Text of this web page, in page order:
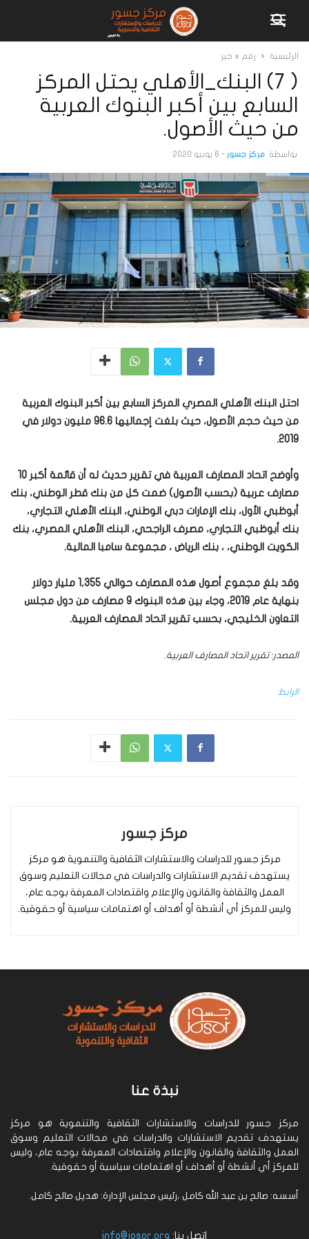
الرئيسية رقم x خبر
( 7) البنك_الأهلي يحتل المركز
السابع بين أكبر البنوك العربية
من حيث الأصول.
بواسطة مركز جسور - 6 يونيو 2020
احتل البنك الأهلي المصري المركز السابع بين أكبر البنوك العربية
من حيث حجم الأصول، حيث بلغت إجماليها 96.6 مليون دولار في
2019.
وأوضح اتحاد المصارف العربية في تقرير حديث له أن قائمة أكبر 10
مصارف عربية (بحسب الأصول) ضمت كل من بنك قطر الوطني، بنك
أبوظبي الأول، بنك الإمارات دبي الوطني، البنك الأهلي التجاري،
بنك أبوظبي التجاري، مصرف الراجحي، البنك الأهلي المصري، بنك
الكويت الوطني، ، بنك الرياض ، مجموعة سامبا المالية.
وقد بلغ مجموع أصول هذه المصارف حوالي 1,355 مليار دولار
بنهاية عام 2019، وجاء بين هذه البنوك 9 مصارف من دول مجلس
التعاون الخليجي، بحسب تقرير اتحاد المصارف العربية.
المصدر: تقرير اتحاد المصارف العربية.
الرابط
مركز جسور
مركز جسور للدراسات والاستشارات الثقافية والتنموية هو مركز
يستهدف تقديم الاستشارات والدراسات في مجالات التعليم وسوق
العمل والثقافة والقانون والإعلام واقتصادات المعرفة بوجه عام،
وليس للمركز أي أنشطة أو أهداف أو اهتمامات سياسية أو حقوقية.
نبذة عنا
مركز جسور للدراسات والاستشارات الثقافية والتنموية هو مركز
يستهدف تقديم الاستشارات والدراسات في مجالات التعليم وسوق
العمل والثقافة والقانون والإعلام واقتصادات المعرفة بوجه عام، وليس
للمركز أي أنشطة أو أهداف أو اهتمامات سياسية أو حقوقية.
أسسه: صالح بن عبد الله كامل ،رئيس مجلس الإدارة: هديل صالح كامل.
اتصل بنا: info@josor.org